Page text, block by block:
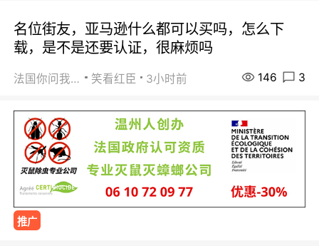
名位街友，亚马逊什么都可以买吗，怎么下
载，是不是还要认证，很麻烦吗
法国你问我答 笑看红臣 3小时前 146 3
推广